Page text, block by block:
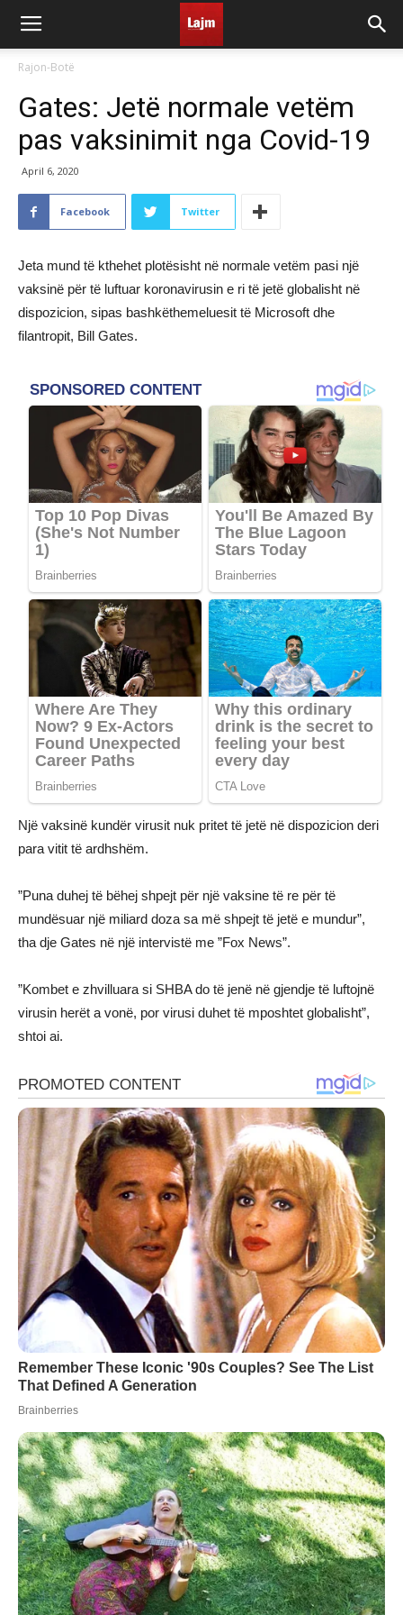
Rajon-Botë
Gates: Jetë normale vetëm
pas vaksinimit nga Covid-19
April 6, 2020
Facebook Twitter
Jeta mund të kthehet plotësisht në normale vetëm pasi një
vaksinë për të luftuar koronavirusin e ri të jetë globalisht në
dispozicion, sipas bashkëthemeluesit të Microsoft dhe
filantropit, Bill Gates.
Një vaksinë kundër virusit nuk pritet të jetë në dispozicion deri
para vitit të ardhshëm.
”Puna duhej të bëhej shpejt për një vaksine të re për të
mundësuar një miliard doza sa më shpejt të jetë e mundur”,
tha dje Gates në një intervistë me ”Fox News”.
”Kombet e zhvilluara si SHBA do të jenë në gjendje të luftojnë
virusin herët a vonë, por virusi duhet të mposhtet globalisht”,
shtoi ai.